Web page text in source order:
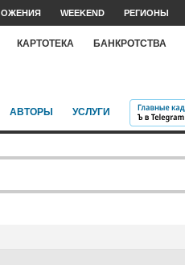
WEEKEND РЕГИОНЫ
КАРТОТЕКА БАНКРОТСТВА
АВТОРЫ УСЛУГИ